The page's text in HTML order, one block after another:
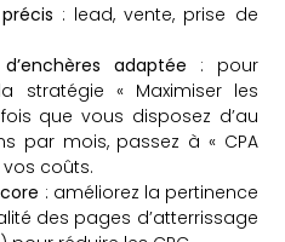
: lead, vente, prise de
adaptée : pour
stratégie « Maximiser les
que vous disposez d’au
par mois, passez à « CPA
coûts.
: améliorez la pertinence
des pages d’atterrissage